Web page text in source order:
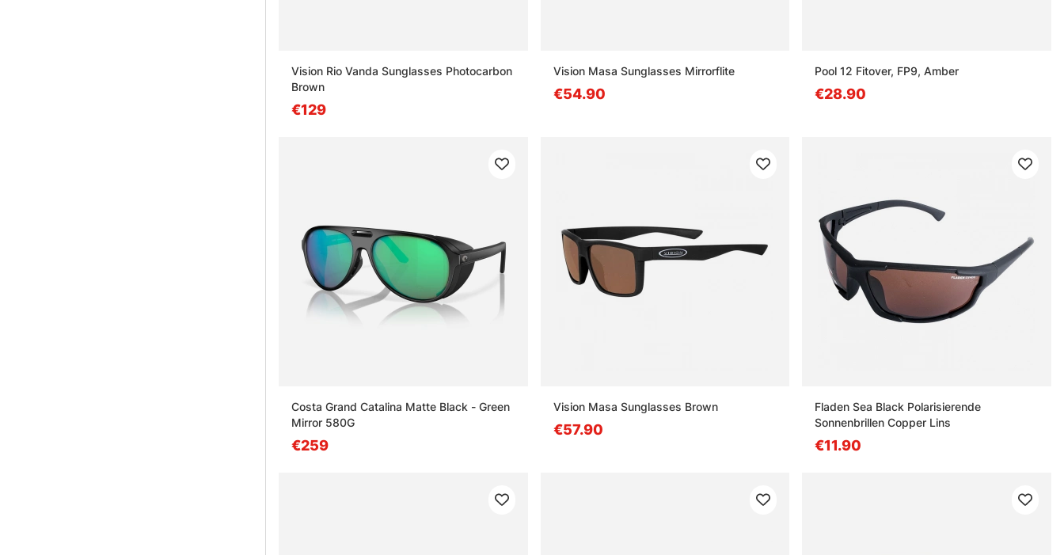
Vision Rio Vanda Sunglasses Photocarbon
Brown
€129
Vision Masa Sunglasses Mirrorflite
€54.90
Pool 12 Fitover, FP9, Amber
€28.90
Costa Grand Catalina Matte Black - Green
Mirror 580G
€259
Vision Masa Sunglasses Brown
€57.90
Fladen Sea Black Polarisierende
Sonnenbrillen Copper Lins
€11.90